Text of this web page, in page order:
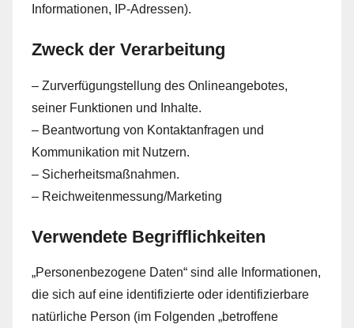
Informationen, IP-Adressen).
Zweck der Verarbeitung
– Zurverfügungstellung des Onlineangebotes,
seiner Funktionen und Inhalte.
– Beantwortung von Kontaktanfragen und
Kommunikation mit Nutzern.
– Sicherheitsmaßnahmen.
– Reichweitenmessung/Marketing
Verwendete Begrifflichkeiten
„Personenbezogene Daten“ sind alle Informationen,
die sich auf eine identifizierte oder identifizierbare
natürliche Person (im Folgenden „betroffene